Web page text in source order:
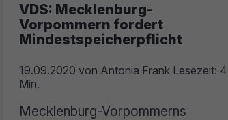
VDS: Mecklenburg-
Vorpommern fordert
Mindestspeicherpflicht
19.09.2020 von Antonia FrankLesezeit: 4
Min.
Mecklenburg-Vorpommerns